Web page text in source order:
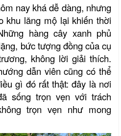
nay khá dễ dàng, nhưng
khu lăng mộ lại khiến thời
hàng cây xanh phủ
bức tượng đồng của cụ
không lời giải thích.
dẫn viên cũng có thể
gì đó rất thật: đây là nơi
sống trọn vẹn với trách
trọn vẹn như mong